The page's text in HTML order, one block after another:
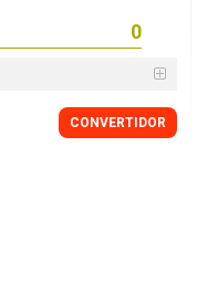
CONVERTIDOR